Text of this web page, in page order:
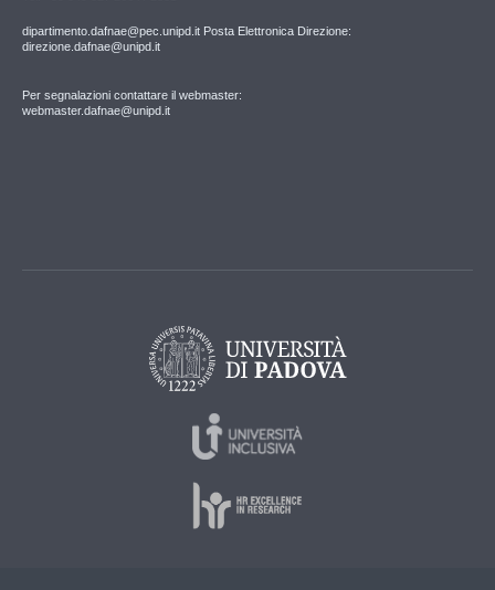
dipartimento.dafnae@pec.unipd.it Posta Elettronica Direzione:
direzione.dafnae@unipd.it
Per segnalazioni contattare il webmaster:
webmaster.dafnae@unipd.it